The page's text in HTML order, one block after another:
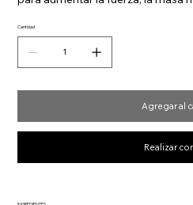
Cantidad
Agregar al
Realizar
INGREDIENTES